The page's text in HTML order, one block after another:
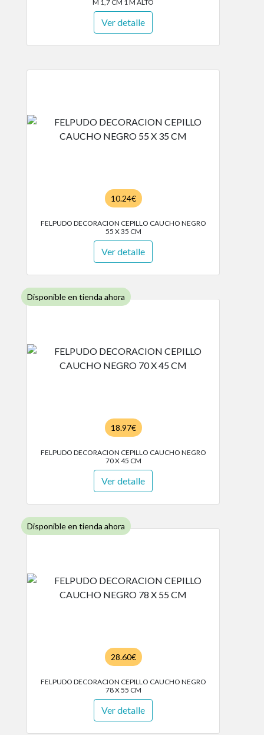
M 1,7 CM 1 M ALTO
Ver detalle
10.24€
FELPUDO DECORACION CEPILLO CAUCHO NEGRO
55 X 35 CM
Ver detalle
Disponible en tienda ahora
18.97€
FELPUDO DECORACION CEPILLO CAUCHO NEGRO
70 X 45 CM
Ver detalle
Disponible en tienda ahora
28.60€
FELPUDO DECORACION CEPILLO CAUCHO NEGRO
78 X 55 CM
Ver detalle